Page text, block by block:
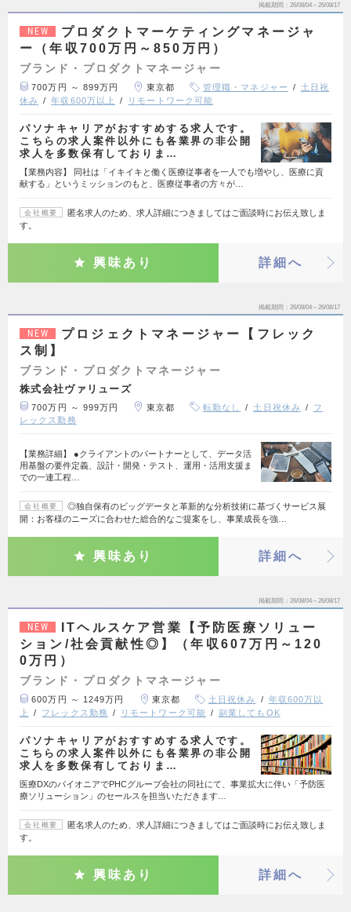
掲載期間 26/08/04～26/08/17
NEW
プロダクトマーケティングマネージャ
ー（年収700万円～850万円）
ブランド・プロダクトマネージャー
700万円 ～ 899万円 東京都 管理職・マネジャー
土日祝
休み
年収600万以上 リモートワーク可能
パソナキャリアがおすすめする求人です。
こちらの求人案件以外にも各業界の非公開
求人を多数保有しておりま…
【業務内容】 同社は「イキイキと働く医療従事者を一人でも増やし、医療に貢
献する」というミッションのもと、医療従事者の方々が…
会社概要
匿名求人のため、求人詳細につきましてはご面談時にお伝え致しま
す。
興味あり 詳細へ
掲載期間 26/08/04～26/08/17
NEW
プロジェクトマネージャー【フレック
ス制】
ブランド・プロダクトマネージャー
株式会社ヴァリューズ
700万円 ～ 999万円 東京都 転勤なし 土日祝休み
フ
レックス勤務
【業務詳細】 ●クライアントのパートナーとして、データ活
用基盤の要件定義、設計・開発・テスト、運用・活用支援ま
での一連工程…
会社概要
◎独自保有のビッグデータと革新的な分析技術に基づくサービス展
開：お客様のニーズに合わせた総合的なご提案をし、事業成長を強…
興味あり 詳細へ
掲載期間 26/08/04～26/08/17
NEW
ITヘルスケア営業【予防医療ソリュー
ション/社会貢献性◎】（年収607万円～120
0万円）
ブランド・プロダクトマネージャー
600万円 ～ 1249万円 東京都 土日祝休み
年収600万以
上
フレックス勤務 リモートワーク可能 副業してもOK
パソナキャリアがおすすめする求人です。
こちらの求人案件以外にも各業界の非公開
求人を多数保有しておりま…
医療DXのパイオニアでPHCグループ会社の同社にて、事業拡大に伴い「予防医
療ソリューション」のセールスを担当いただきます…
会社概要
匿名求人のため、求人詳細につきましてはご面談時にお伝え致しま
す。
興味あり 詳細へ